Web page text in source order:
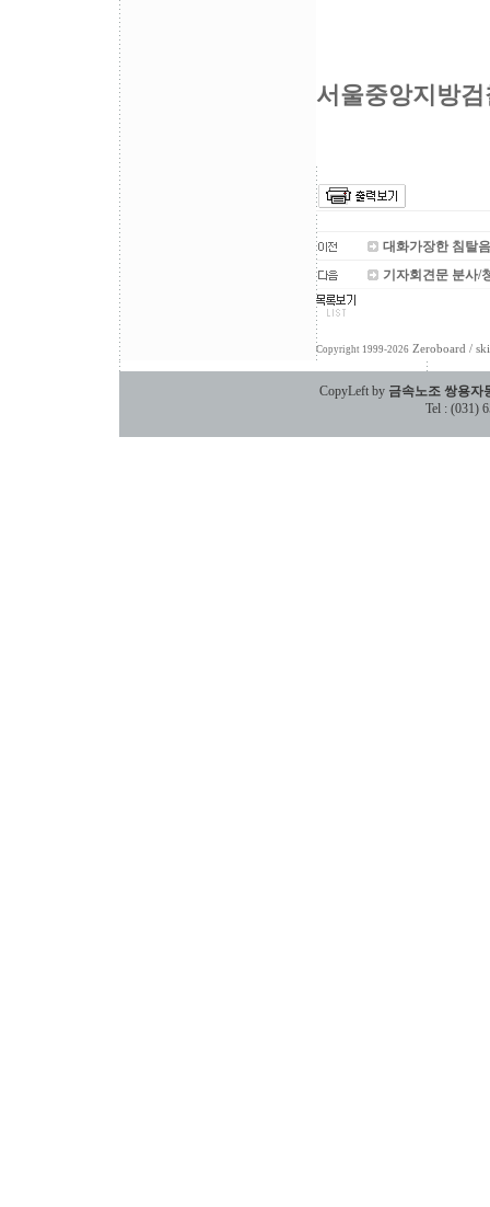
서울중앙지
대화가장한 침탈
기자회견문 분사/
Copyright 1999-2026 Zeroboard /
CopyLeft by 금속노조 쌍용자
Tel : (031)